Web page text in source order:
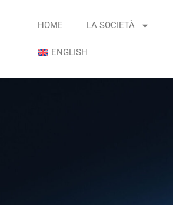
HOME LA SOCIETÀ
ENGLISH